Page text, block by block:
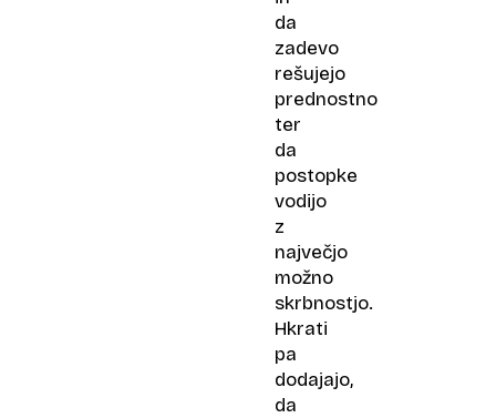
birokracijo«
da
zadevo
rešujejo
prednostno
ter
da
postopke
vodijo
z
največjo
možno
skrbnostjo.
Hkrati
pa
dodajajo,
da